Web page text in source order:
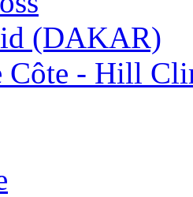
(DAKAR)
Côte - Hill